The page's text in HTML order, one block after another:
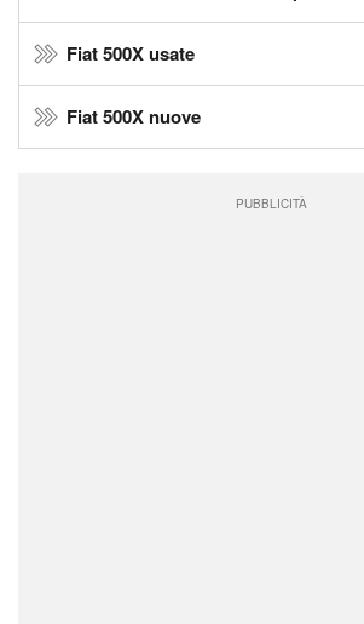
Fiat 500X usate
Fiat 500X nuove
PUBBLICITÀ